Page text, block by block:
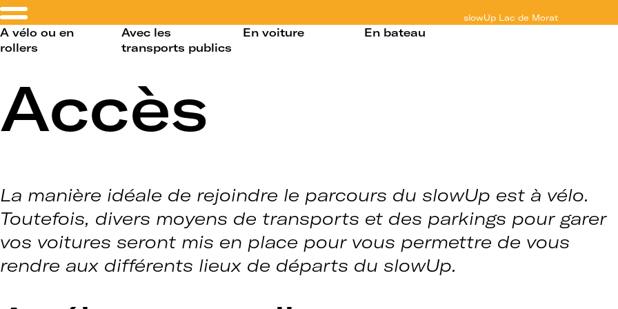
slowUp Lac de Morat
A vélo ou en
rollers
Avec les
transports publics
En voiture En bateau
Accès
La manière idéale de rejoindre le parcours du slowUp est à vélo.
Toutefois, divers moyens de transports et des parkings pour garer
vos voitures seront mis en place pour vous permettre de vous
rendre aux différents lieux de départs du slowUp.